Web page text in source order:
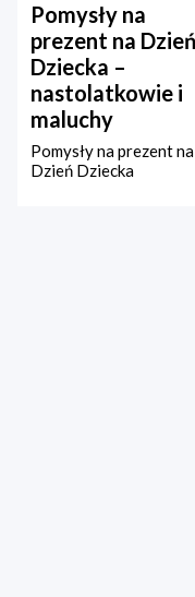
Pomysły na
prezent na Dzień
Dziecka –
nastolatkowie i
maluchy
Pomysły na prezent na
Dzień Dziecka